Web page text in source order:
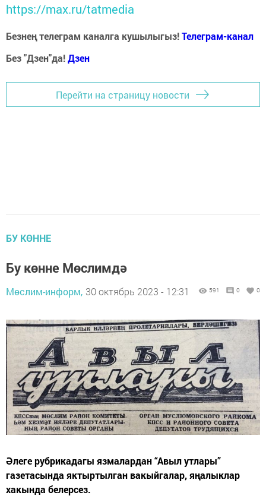
https://max.ru/tatmedia
Безнең телеграм каналга кушылыгыз!Телеграм-канал
Без "Дзен"да!Дзен
Перейти на страницу новости
БУ КӨННЕ
Бу көнне Мөслимдә
Мөслим-информ, 30 октябрь 2023 - 12:31 591 0 0
Әлеге рубрикадагы язмалардан “Авыл утлары”
газетасында яктыртылган вакыйгалар, яңалыклар
хакында белерсез.